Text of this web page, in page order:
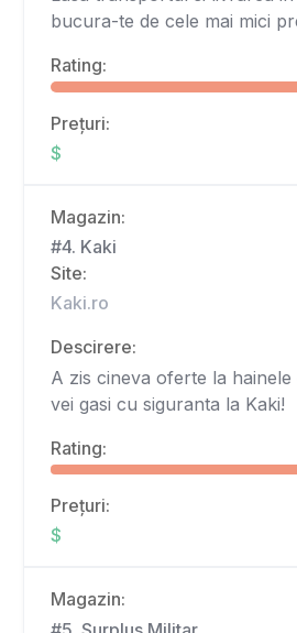
bucura-te de cele mai mici
Rating:
Prețuri:
$
Magazin:
#4. Kaki
Site:
Kaki.ro
Descirere:
A zis cineva oferte la
vei gasi cu siguranta la Kaki!
Rating:
Prețuri:
$
Magazin: